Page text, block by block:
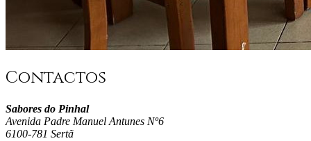
Contactos
Sabores do Pinhal
Avenida Padre Manuel Antunes Nº6
6100-781 Sertã